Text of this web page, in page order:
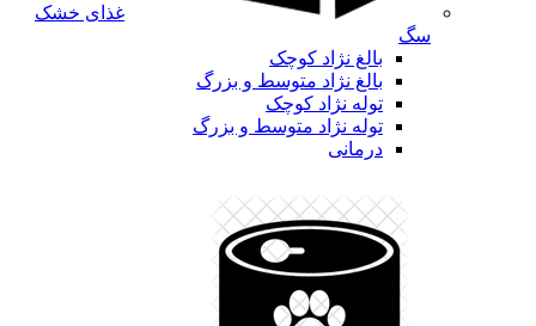
غذای خشک
سگ
بالغ نژاد کوچک
بالغ نژاد متوسط و بزرگ
توله نژاد کوچک
توله نژاد متوسط و بزرگ
درمانی